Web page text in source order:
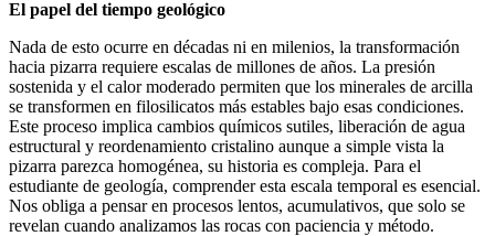
El papel del tiempo geológico
Nada de esto ocurre en décadas ni en milenios, la transformación
hacia pizarra requiere escalas de millones de años. La presión
sostenida y el calor moderado permiten que los minerales de arcilla
se transformen en filosilicatos más estables bajo esas condiciones.
Este proceso implica cambios químicos sutiles, liberación de agua
estructural y reordenamiento cristalino aunque a simple vista la
pizarra parezca homogénea, su historia es compleja. Para el
estudiante de geología, comprender esta escala temporal es esencial.
Nos obliga a pensar en procesos lentos, acumulativos, que solo se
revelan cuando analizamos las rocas con paciencia y método.